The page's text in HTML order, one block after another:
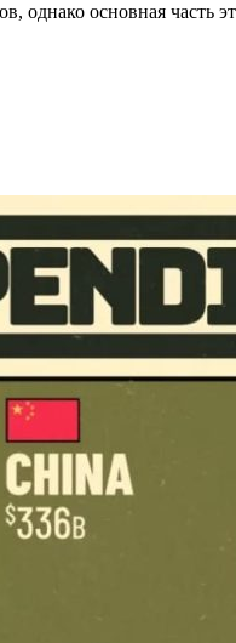
основная часть